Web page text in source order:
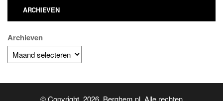
ARCHIEVEN
Archieven
© Copyright 2026 Berghem.nl. Alle rechten